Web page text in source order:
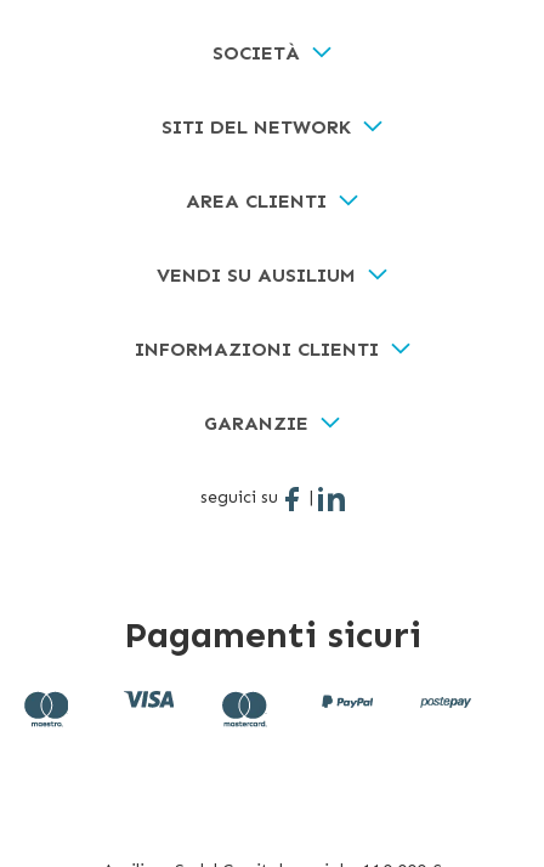
SOCIETÀ
SITI DEL NETWORK
AREA CLIENTI
VENDI SU AUSILIUM
INFORMAZIONI CLIENTI
GARANZIE
seguici su |
Pagamenti sicuri